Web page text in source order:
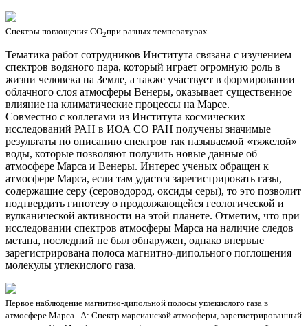
Спектры поглощения СО2при разных температурах
Тематика работ сотрудников Института связана с изучением
спектров водяного пара, который играет огромную роль в
жизни человека на Земле, а также участвует в формировании
облачного слоя атмосферы Венеры, оказывает существенное
влияние на климатические процессы на Марсе.
Совместно с коллегами из Института космических
исследований РАН в ИОА СО РАН получены значимые
результаты по описанию спектров так называемой «тяжелой»
воды, которые позволяют получить новые данные об
атмосфере Марса и Венеры. Интерес ученых обращен к
атмосфере Марса, если там удастся зарегистрировать газы,
содержащие серу (сероводород, оксиды серы), то это позволит
подтвердить гипотезу о продолжающейся геологической и
вулканической активности на этой планете. Отметим, что при
исследовании спектров атмосферы Марса на наличие следов
метана, последний не был обнаружен, однако впервые
зарегистрирована полоса магнитно-дипольного поглощения
молекулы углекислого газа.
Первое наблюдение магнитно-дипольной полосы углекислого газа в
атмосфере Марса. А: Спектр марсианской атмосферы, зарегистрированный